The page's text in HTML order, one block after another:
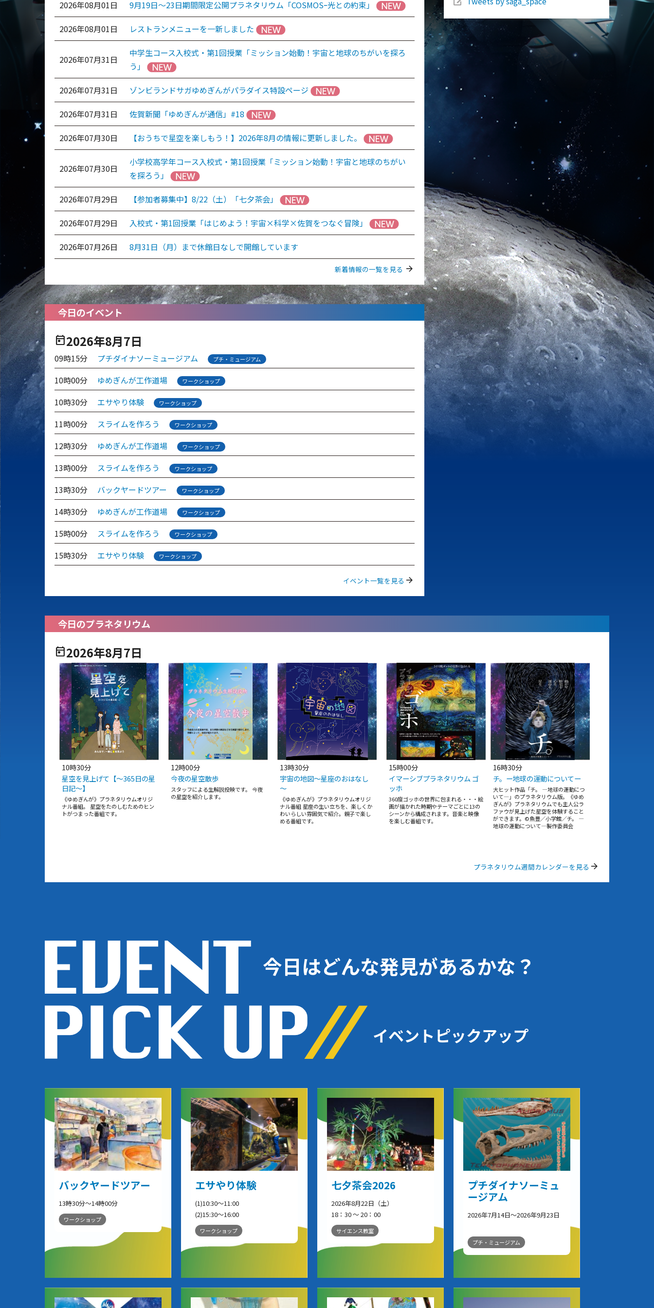
2026年08月01日 9月19日～23日期間限定公開プラネタリウム「COSMOSｰ光との約束」
2026年08月01日 レストランメニューを一新しました
2026年07月31日
中学生コース入校式・第1回授業「ミッション始動！宇宙と地球のちがいを探ろ
う」
2026年07月31日 ゾンビランドサガゆめぎんがパラダイス特設ページ
2026年07月31日 佐賀新聞「ゆめぎんが通信」#18
2026年07月30日 【おうちで星空を楽しもう！】2026年8月の情報に更新しました。
2026年07月30日
小学校高学年コース入校式・第1回授業「ミッション始動！宇宙と地球のちがい
を探ろう」
2026年07月29日 【参加者募集中】8/22（土）「七夕茶会」
2026年07月29日 入校式・第1回授業「はじめよう！宇宙×科学×佐賀をつなぐ冒険」
2026年07月26日 8月31日（月）まで休館日なしで開館しています
新着情報の一覧を見る arrow_forward
今日のイベント
today2026年8月7日
09時15分 プチダイナソーミュージアム プチ・ミュージアム
10時00分 ゆめぎんが工作道場 ワークショップ
10時30分 エサやり体験 ワークショップ
11時00分 スライムを作ろう ワークショップ
12時30分 ゆめぎんが工作道場 ワークショップ
13時00分 スライムを作ろう ワークショップ
13時30分 バックヤードツアー ワークショップ
14時30分 ゆめぎんが工作道場 ワークショップ
15時00分 スライムを作ろう ワークショップ
15時30分 エサやり体験 ワークショップ
イベント一覧を見る arrow_forward
今日のプラネタリウム
today2026年8月7日
10時30分
星空を見上げて【～365日の星
日記～】
《ゆめぎんが》プラネタリウムオリジ
ナル番組。 星空をたのしむためのヒン
トがつまった番組です。
12時00分
今夜の星空散歩
スタッフによる生解説投映です。 今夜
の星空を紹介します。
13時30分
宇宙の地図～星座のおはなし
～
《ゆめぎんが》プラネタリウムオリジ
ナル番組 星座の生い立ちを、楽しくか
わいらしい雰囲気で紹介。親子で楽し
める番組です。
15時00分
イマーシブプラネタリウム ゴ
ッホ
360度ゴッホの世界に包まれる・・・絵
画が描かれた時期やテーマごとに13の
シーンから構成されます。音楽と映像
を楽しむ番組です。
16時30分
チ。ー地球の運動についてー
大ヒット作品「チ。 ―地球の運動につ
いて―」のプラネタリウム版。《ゆめ
ぎんが》プラネタリウムでも主人公ラ
ファウが見上げた星空を体験すること
ができます。©魚豊／小学館／チ。 ―
地球の運動について―製作委員会
プラネタリウム週間カレンダーを見る arrow_forward
イベントピックアップ
今日はどんな発見があるかな？
バックヤードツアー
13時30分～14時00分
ワークショップ
エサやり体験
(1)10:30～11:00
(2)15:30～16:00
ワークショップ
七夕茶会2026
2026年8月22日（土）
18：30 ～ 20：00
サイエンス教室
プチダイナソーミュ
ージアム
2026年7月14日～2026年9月23日
プチ・ミュージアム